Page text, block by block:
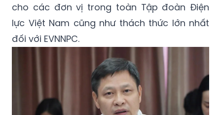
cho các đơn vị trong toàn Tập đoàn Điện
lực Việt Nam cũng như thách thức lớn nhất
đối với EVNNPC.